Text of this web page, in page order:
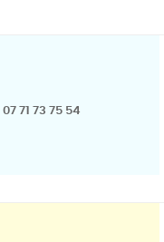
07 71 73 75 54